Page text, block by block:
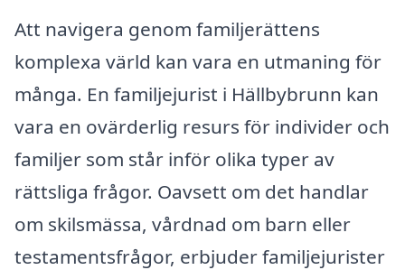
Att navigera genom familjerättens
komplexa värld kan vara en utmaning för
många. En familjejurist i Hällbybrunn kan
vara en ovärderlig resurs för individer och
familjer som står inför olika typer av
rättsliga frågor. Oavsett om det handlar
om skilsmässa, vårdnad om barn eller
testamentsfrågor, erbjuder familjejurister